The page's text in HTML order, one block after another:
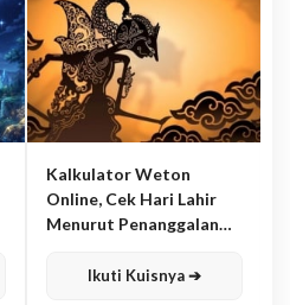
Kalkulator Weton
Online, Cek Hari Lahir
Menurut Penanggalan
Ikuti Kuisnya ➔